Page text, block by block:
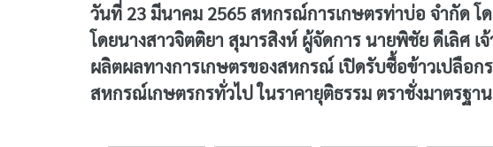
วันที่ 23 มีนาคม 2565 สหกรณ์การเกษตรท่าบ่อ จำกัด
โดยนางสาวจิตติยา สุมารสิงห์ ผู้จัดการ นายพิชัย ดีเลิศ
ผลิตผลทางการเกษตรของสหกรณ์ เปิดรับซื้อข้าวเปลือ
สหกรณ์เกษตรกรทั่วไป ในราคายุติธรรม ตราชั่งมาตรฐา